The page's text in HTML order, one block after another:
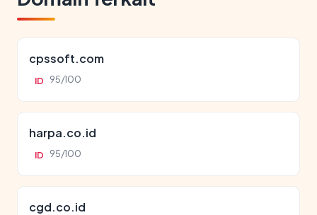
cpssoft.com
ID 95/100
harpa.co.id
ID 95/100
cgd.co.id